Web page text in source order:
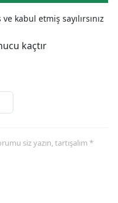
kabul etmiş sayılırsınız
kaçtır
siz yazın, tartışalım *